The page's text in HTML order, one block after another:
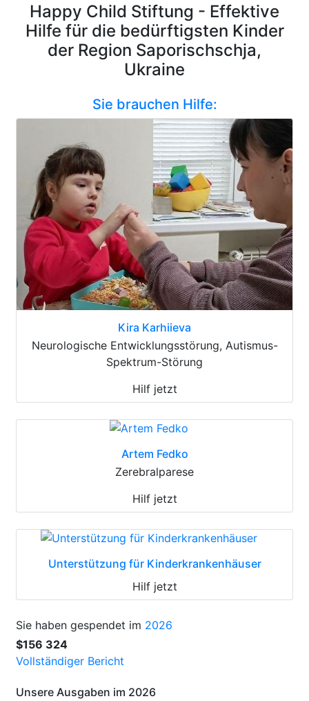
Happy Child Stiftung - Effektive
Hilfe für die bedürftigsten Kinder
der Region Saporischschja,
Ukraine
Sie brauchen Hilfe:
Kira Karhiieva
Neurologische Entwicklungsstörung, Autismus-
Spektrum-Störung
Hilf jetzt
Artem Fedko
Zerebralparese
Hilf jetzt
Unterstützung für Kinderkrankenhäuser
Hilf jetzt
Sie haben gespendet im 2026
$156 324
Vollständiger Bericht
Unsere Ausgaben im 2026